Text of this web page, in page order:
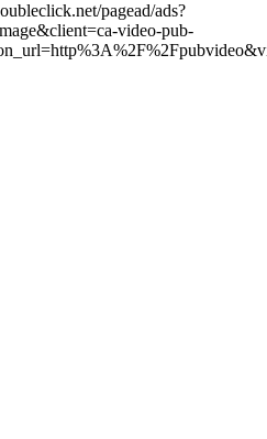
pagead/ads?
video-pub-